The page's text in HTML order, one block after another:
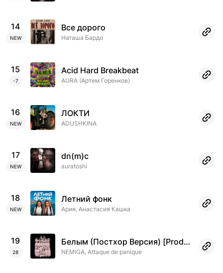
14
NEW
Все дорого
Наташа Бардо
15
-7
Acid Hard Breakbeat
AURA (Артем Горенков)
16
NEW
ЛОКТИ
ADUSHKINA
17
NEW
dn(m)c
auratoshi
18
NEW
Летний фонк
Ария, Анастасия Кашка
19
28
Белым (Постхор Версия) [Prod. by TSRCT]
NEMIGA, Attaque de panique